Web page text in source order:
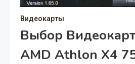
Видеокарты
Выбор
AMD Athlon X4